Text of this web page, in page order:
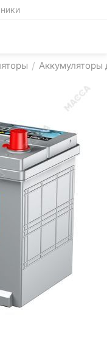
/ Аккумуляторы